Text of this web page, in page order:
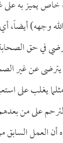
خاص يميز به على
وجهه) أيضاً،
في حق
عن غير
يغلب على
على من
أن العمل